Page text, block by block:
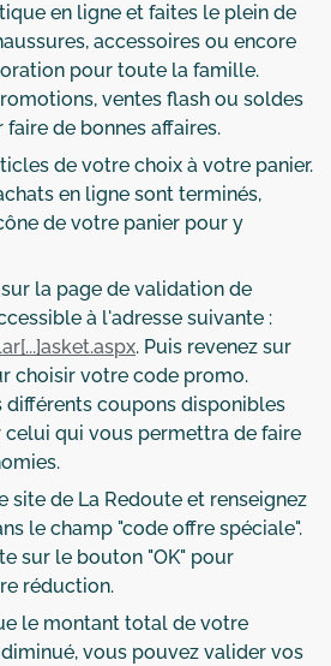
en ligne et faites le plein de
accessoires ou encore
pour toute la famille.
ventes flash ou soldes
de bonnes affaires.
de votre choix à votre panier.
en ligne sont terminés,
de votre panier pour y
la page de validation de
à l'adresse suivante :
. Puis revenez sur
choisir votre code promo.
différents coupons disponibles
celui qui vous permettra de faire
site de La Redoute et renseignez
le champ "code offre spéciale".
sur le bouton "OK" pour
réduction.
le montant total de votre
vous pouvez valider vos